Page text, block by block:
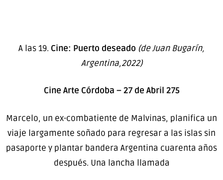
A las 19. Cine: Puerto deseado (de Juan Bugarín,
Argentina,2022)
Cine Arte Córdoba – 27 de Abril 275
Marcelo, un ex-combatiente de Malvinas, planifica un
viaje largamente soñado para regresar a las islas sin
pasaporte y plantar bandera Argentina cuarenta años
después. Una lancha llamada